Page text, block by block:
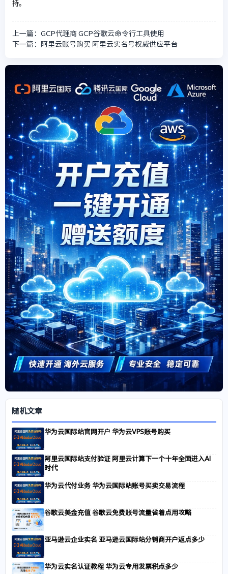
持。
上一篇：GCP代理商 GCP谷歌云命令行工具使用
下一篇：阿里云账号购买 阿里云实名号权威供应平台
随机文章
华为云国际站官网开户 华为云VPS账号购买
阿里云国际站支付验证 阿里云计算下一个十年全面进入AI
时代
华为云代付业务 华为云国际站账号买卖交易流程
谷歌云美金充值 谷歌云免费账号流量省着点用攻略
亚马逊云企业实名 亚马逊云国际站分销商开户返点多少
华为云实名认证教程 华为云专用发票税点多少